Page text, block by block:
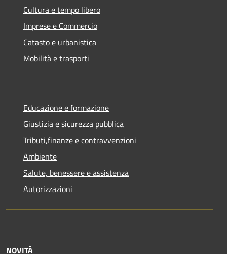
Cultura e tempo libero
Imprese e Commercio
Catasto e urbanistica
Mobilità e trasporti
Educazione e formazione
Giustizia e sicurezza pubblica
Tributi,finanze e contravvenzioni
Ambiente
Salute, benessere e assistenza
Autorizzazioni
NOVITÀ